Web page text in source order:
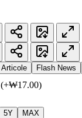
Articole Flash News
(+₩17.00)
5Y MAX